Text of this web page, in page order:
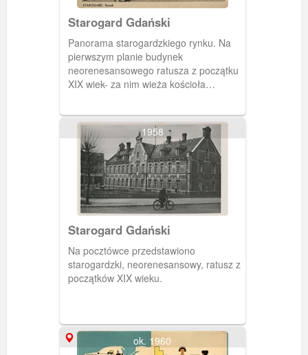
Starogard Gdański
Panorama starogardzkiego rynku. Na
pierwszym planie budynek
neorenesansowego ratusza z początku
XIX wiek- za nim wieża kościoła
1958
Starogard Gdański
Na pocztówce przedstawiono
starogardzki, neorenesansowy, ratusz z
początków XIX wieku.
ok. 1960